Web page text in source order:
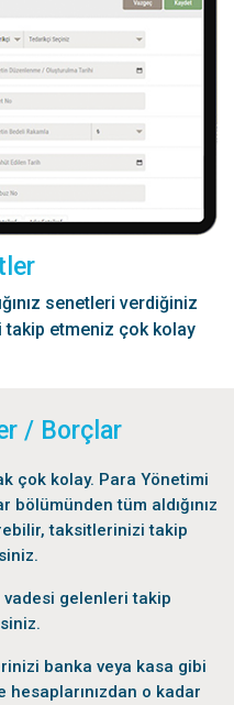
senetleri verdiğiniz
etmeniz çok kolay
/ Borçlar
çok kolay. Para Yönetimi
bölümünden tüm aldığınız
taksitlerinizi takip
vadesi gelenleri takip
banka veya kasa gibi
hesaplarınızdan o kadar